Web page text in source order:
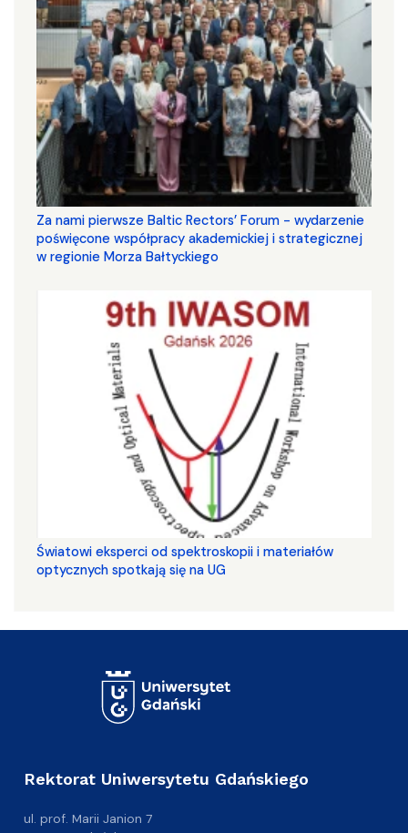
Za nami pierwsze Baltic Rectors’ Forum - wydarzenie
poświęcone współpracy akademickiej i strategicznej
w regionie Morza Bałtyckiego
Światowi eksperci od spektroskopii i materiałów
optycznych spotkają się na UG
Rektorat Uniwersytetu Gdańskiego
ul. prof. Marii Janion 7